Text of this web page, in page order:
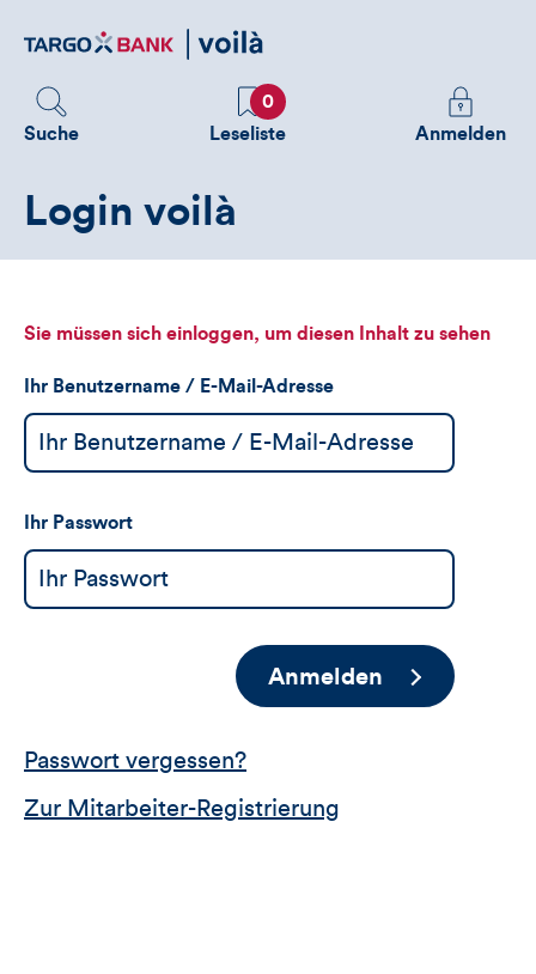
zum
Suche
Favoriten
0
Leseliste
Melden
Sie
sehen
Anmelden
Login voilà
Sie müssen sich einloggen, um diesen Inhalt zu sehen
Ihr Benutzername / E-Mail-Adresse
Ihr Passwort
Anmelden
Passwort vergessen?
Zur Mitarbeiter-Registrierung